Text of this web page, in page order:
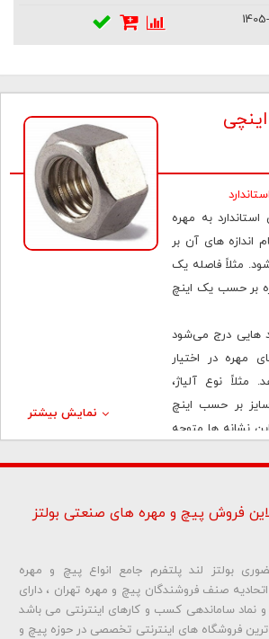
استاندارد به مهره
های آن بر
مثلاً فاصله یک
بر حسب یک اینچ
هایی درج می‌شود
مهره در اختیار
نوع آلیاژ،
بر حسب اینچ
نشانه‌ ها متوجه
در دستگاه
تولید می‌شود. دنده
اینچی طراحی
نمایش بیشتر
فروش پیچ و مهره های صنعتی بولتز
بولتز لند پلتفرم جامع انواع پیچ و مهره
صنف فروشندگان پیچ و مهره تهران ، دارای
و نماد ساماندهی کسب و کارهای اینترنتی می باشد
فروشگاه های اینترنتی تخصصی در حوزه پیچ و